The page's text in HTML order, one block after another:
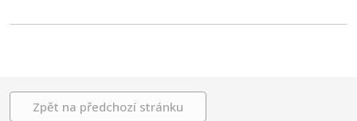
Zpět na předchozí stránku